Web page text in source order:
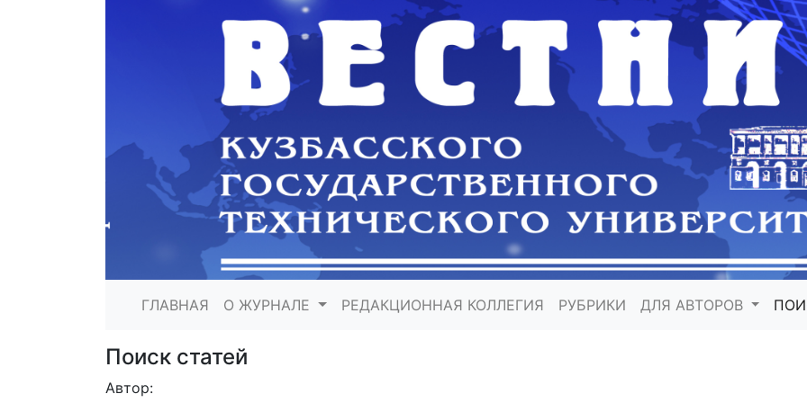
ГЛАВНАЯ О ЖУРНАЛЕ РЕДАКЦИОННАЯ КОЛЛЕГИЯ РУБРИКИ ДЛЯ АВТОРОВ
Поиск статей
Автор: